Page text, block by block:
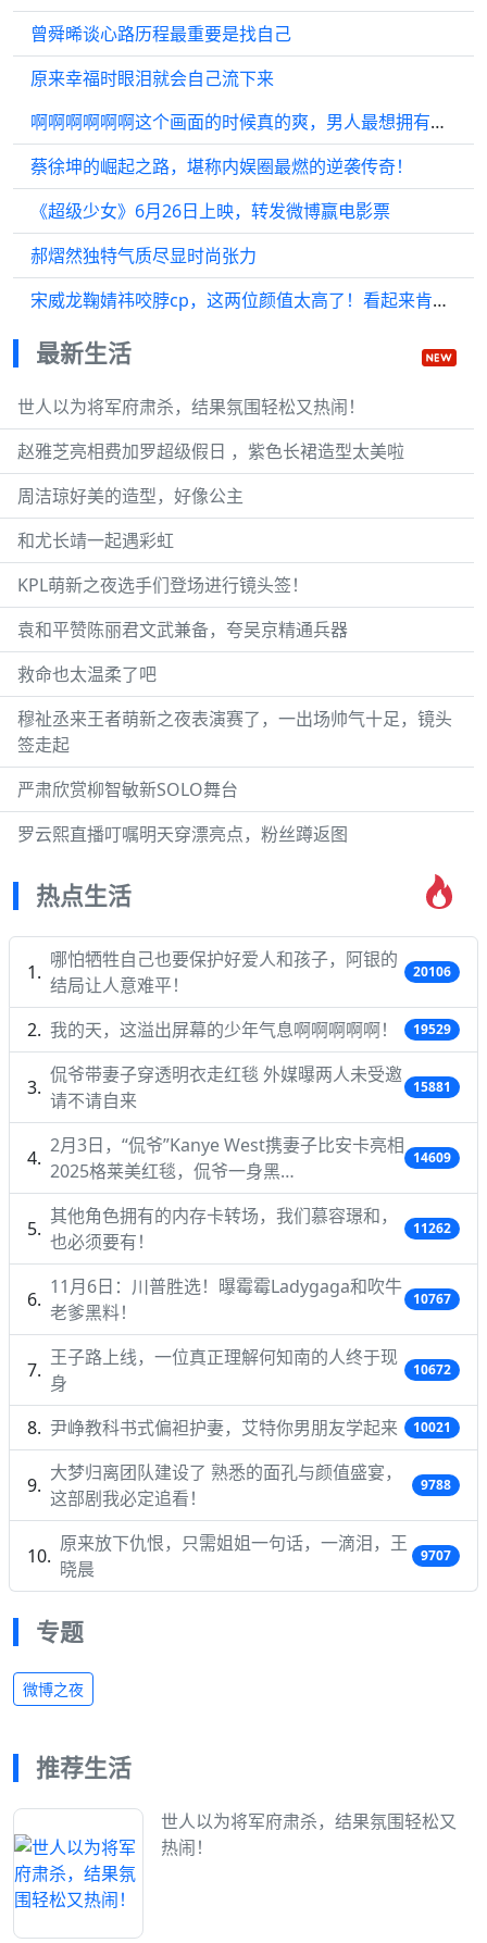
曾舜晞谈心路历程最重要是找自己
原来幸福时眼泪就会自己流下来
啊啊啊啊啊啊这个画面的时候真的爽，男人最想拥有的胜利结算画面
蔡徐坤的崛起之路，堪称内娱圈最燃的逆袭传奇！
《超级少女》6月26日上映，转发微博赢电影票
郝熠然独特气质尽显时尚张力
宋威龙鞠婧祎咬脖cp，这两位颜值太高了！看起来肯定超养眼啊
最新生活
世人以为将军府肃杀，结果氛围轻松又热闹！
赵雅芝亮相费加罗超级假日 ，紫色长裙造型太美啦
周洁琼好美的造型，好像公主
和尤长靖一起遇彩虹
KPL萌新之夜选手们登场进行镜头签！
袁和平赞陈丽君文武兼备，夸吴京精通兵器
救命也太温柔了吧
穆祉丞来王者萌新之夜表演赛了，一出场帅气十足，镜头
签走起
严肃欣赏柳智敏新SOLO舞台
罗云熙直播叮嘱明天穿漂亮点，粉丝蹲返图
热点生活
哪怕牺牲自己也要保护好爱人和孩子，阿银的
结局让人意难平！
20106
我的天，这溢出屏幕的少年气息啊啊啊啊啊！ 19529
侃爷带妻子穿透明衣走红毯 外媒曝两人未受邀
请不请自来
15881
2月3日，“侃爷”Kanye West携妻子比安卡亮相
2025格莱美红毯，侃爷一身黑…
14609
其他角色拥有的内存卡转场，我们慕容璟和，
也必须要有！
11262
11月6日：川普胜选！曝霉霉Ladygaga和吹牛
老爹黑料！
10767
王子路上线，一位真正理解何知南的人终于现
身
10672
尹峥教科书式偏袒护妻，艾特你男朋友学起来 10021
大梦归离团队建设了 熟悉的面孔与颜值盛宴，
这部剧我必定追看！
9788
原来放下仇恨，只需姐姐一句话，一滴泪，王
晓晨
9707
专题
微博之夜
推荐生活
世人以为将军府肃杀，结果氛围轻松又
热闹！